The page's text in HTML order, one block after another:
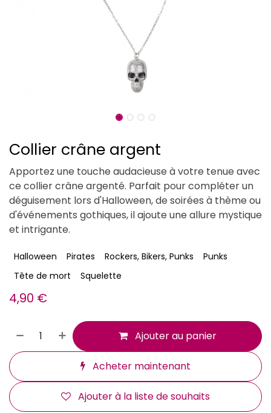
Collier crâne argent
Apportez une touche audacieuse à votre tenue avec
ce collier crâne argenté. Parfait pour compléter un
déguisement lors d'Halloween, de soirées à thème ou
d'événements gothiques, il ajoute une allure mystique
et intrigante.
Halloween Pirates Rockers, Bikers, Punks
Punks
Tête de mort
Squelette
4,90 €
Ajouter au panier
Acheter maintenant
Ajouter à la liste de souhaits